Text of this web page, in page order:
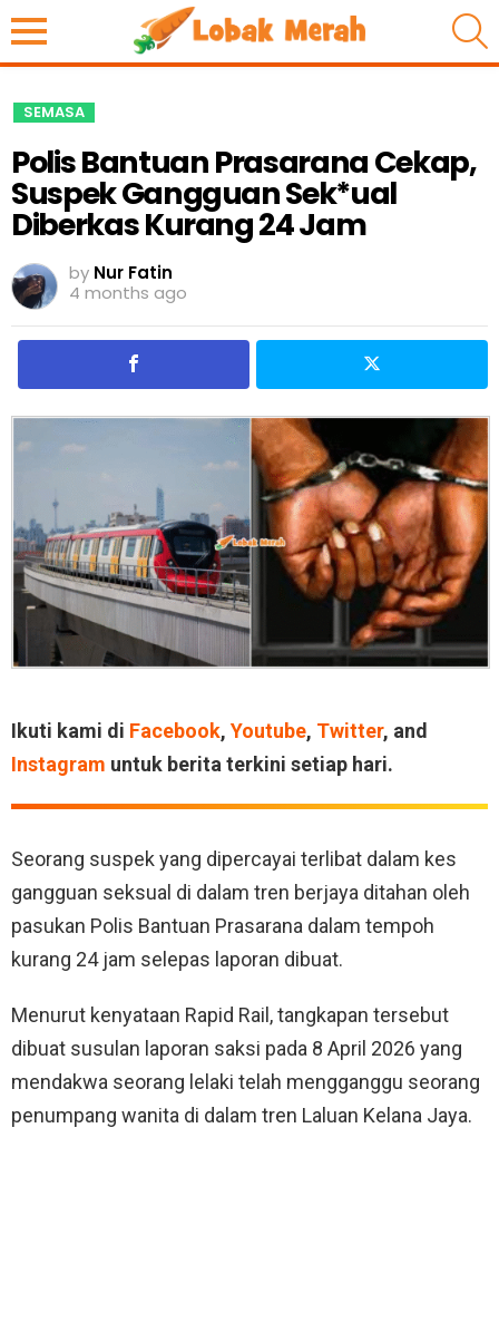
SEMASA
Polis Bantuan Prasarana Cekap,
Suspek Gangguan Sek*ual
Diberkas Kurang 24 Jam
by Nur Fatin
4 months ago
Ikuti kami di Facebook, Youtube, Twitter, and
Instagram untuk berita terkini setiap hari.
Seorang suspek yang dipercayai terlibat dalam kes
gangguan seksual di dalam tren berjaya ditahan oleh
pasukan Polis Bantuan Prasarana dalam tempoh
kurang 24 jam selepas laporan dibuat.
Menurut kenyataan Rapid Rail, tangkapan tersebut
dibuat susulan laporan saksi pada 8 April 2026 yang
mendakwa seorang lelaki telah mengganggu seorang
penumpang wanita di dalam tren Laluan Kelana Jaya.